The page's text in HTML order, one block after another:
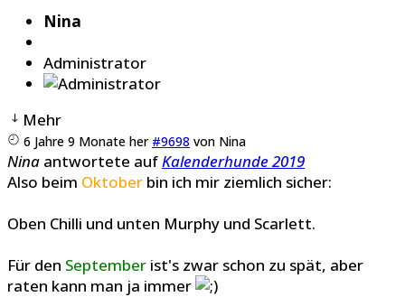
Nina
Administrator
Mehr
6 Jahre 9 Monate her #9698 von Nina
Nina antwortete aufKalenderhunde 2019
Also beim Oktober bin ich mir ziemlich sicher:
Oben Chilli und unten Murphy und Scarlett.
Für den September ist's zwar schon zu spät, aber
raten kann man ja immer